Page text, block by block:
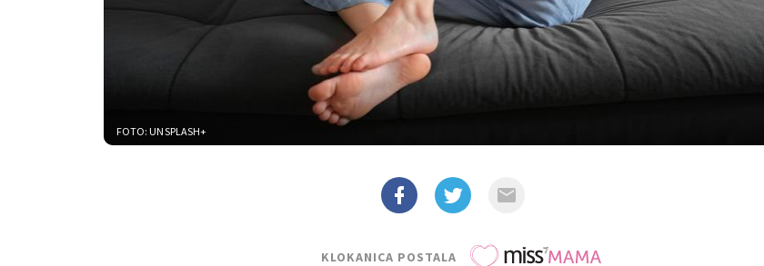
FOTO: UNSPLASH+
KLOKANICA POSTALA